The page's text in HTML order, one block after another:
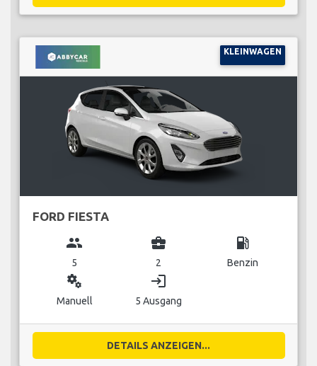
KLEINWAGEN
FORD FIESTA
group
5
business_center
2
local_gas_station
Benzin
miscellaneous_services
Manuell
login
5 Ausgang
DETAILS ANZEIGEN...